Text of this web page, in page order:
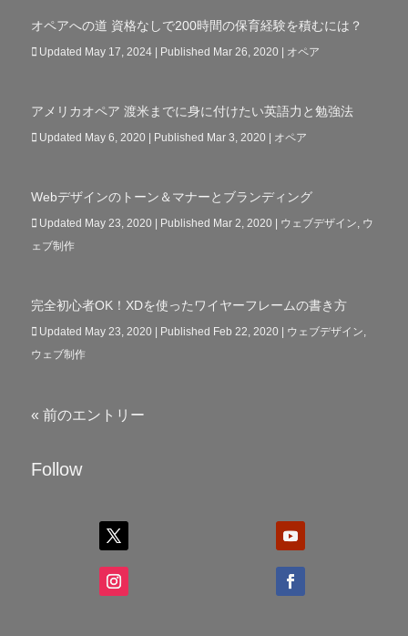
オペアへの道 資格なしで200時間の保育経験を積むには？
Updated May 17, 2024 | Published Mar 26, 2020| オペア
アメリカオペア 渡米までに身に付けたい英語力と勉強法
Updated May 6, 2020 | Published Mar 3, 2020| オペア
Webデザインのトーン＆マナーとブランディング
Updated May 23, 2020 | Published Mar 2, 2020| ウェブデザイン, ウ
ェブ制作
完全初心者OK！XDを使ったワイヤーフレームの書き方
Updated May 23, 2020 | Published Feb 22, 2020| ウェブデザイン,
ウェブ制作
« 前のエントリー
Follow